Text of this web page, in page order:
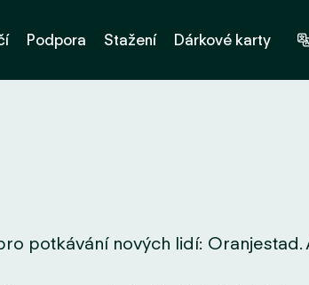
Podpora Stažení Dárkové karty
potkávání nových lidí: Oranjestad.